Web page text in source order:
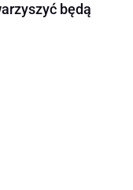
będą